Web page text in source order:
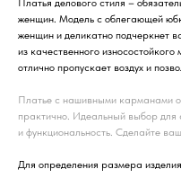
Платья делового стиля –
женщин. Модель с облегающей
женщин и деликатно подчеркнет
из качественного
отлично пропускает воздух и
Платье с нашивными карманами
практично. Идеальный выбор
и функциональность. Сделайте
Для определения размера изделия